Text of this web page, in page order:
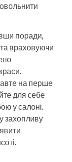
поради,
враховуючи
на перше
для себе
у салоні.
захопливу